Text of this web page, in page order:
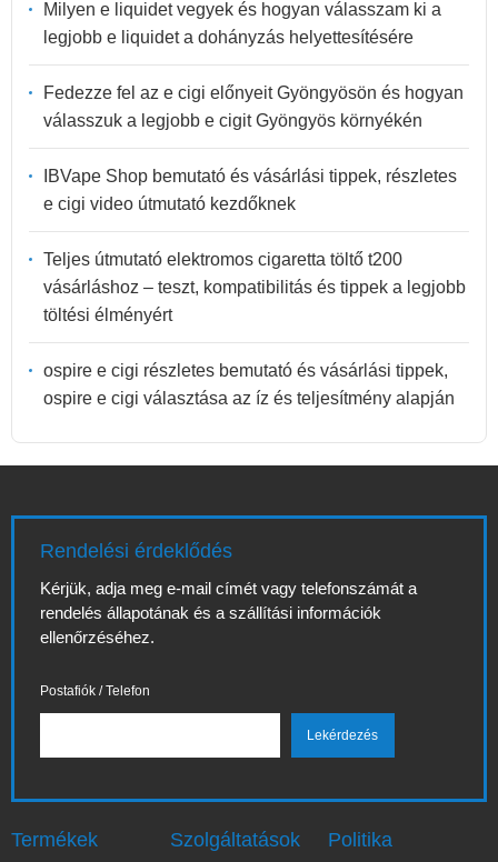
Milyen e liquidet vegyek és hogyan válasszam ki a
legjobb e liquidet a dohányzás helyettesítésére
Fedezze fel az e cigi előnyeit Gyöngyösön és hogyan
válasszuk a legjobb e cigit Gyöngyös környékén
IBVape Shop bemutató és vásárlási tippek, részletes
e cigi video útmutató kezdőknek
Teljes útmutató elektromos cigaretta töltő t200
vásárláshoz – teszt, kompatibilitás és tippek a legjobb
töltési élményért
ospire e cigi részletes bemutató és vásárlási tippek,
ospire e cigi választása az íz és teljesítmény alapján
Rendelési érdeklődés
Kérjük, adja meg e-mail címét vagy telefonszámát a
rendelés állapotának és a szállítási információk
ellenőrzéséhez.
Postafiók / Telefon
Termékek Szolgáltatások Politika